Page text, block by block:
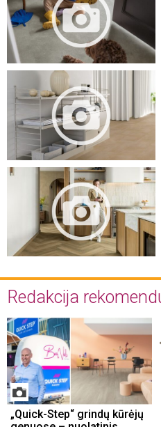
Redakcija
„Quick-Step“ grindų kūrėjų